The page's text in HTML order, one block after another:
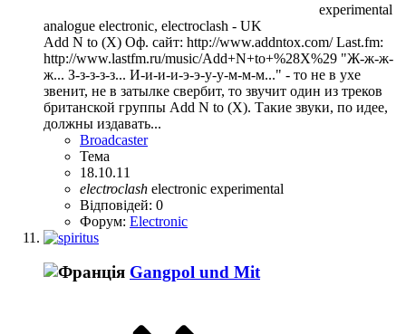
experimental
analogue electronic, electroclash - UK
Add N to (X) Оф. сайт: http://www.addntox.com/ Last.fm:
http://www.lastfm.ru/music/Add+N+to+%28X%29 "Ж-ж-ж-
ж... З-з-з-з-з... И-и-и-и-э-э-у-у-м-м-м..." - то не в ухе
звенит, не в затылке свербит, то звучит один из треков
британской группы Add N to (X). Такие звуки, по идее,
должны издавать...
Broadcaster
Тема
18.10.11
electroclash electronic experimental
Відповідей: 0
Форум: Electronic
Gangpol und Mit